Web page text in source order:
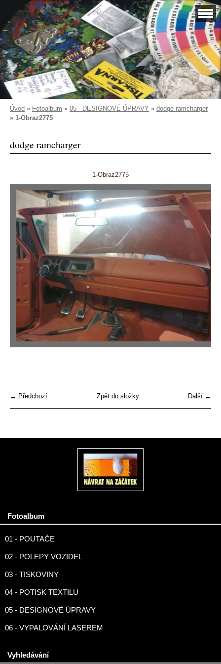
Úvod » Fotoalbum » 05 - DESIGNOVÉ ÚPRAVY » dodge ramcharger
» 1-Obraz2775
dodge ramcharger
1-Obraz2775
← Předchozí Další →
Zpět do složky
Fotoalbum
01 - POUTAČE
02 - POLEPY VOZIDEL
03 - TISKOVINY
04 - POTISK TEXTILU
05 - DESIGNOVÉ ÚPRAVY
06 - VYPALOVÁNÍ LASEREM
Vyhledávání